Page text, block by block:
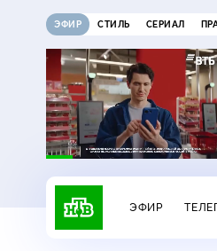
ЭФИР СТИЛЬ СЕРИАЛ
12:00
Жди меня 16+
ЭФИР